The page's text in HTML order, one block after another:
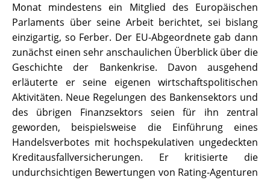
Monat mindestens ein Mitglied des Europäischen
Parlaments über seine Arbeit berichtet, sei bislang
einzigartig, so Ferber. Der EU-Abgeordnete gab dann
zunächst einen sehr anschaulichen Überblick über die
Geschichte der Bankenkrise. Davon ausgehend
erläuterte er seine eigenen wirtschaftspolitischen
Aktivitäten. Neue Regelungen des Bankensektors und
des übrigen Finanzsektors seien für ihn zentral
geworden, beispielsweise die Einführung eines
Handelsverbotes mit hochspekulativen ungedeckten
Kreditausfallversicherungen. Er kritisierte die
undurchsichtigen Bewertungen von Rating-Agenturen